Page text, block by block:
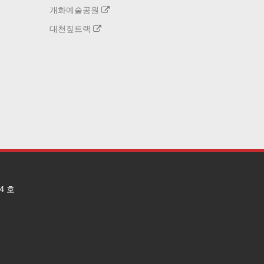
개화예술공원
대천짚트랙
호